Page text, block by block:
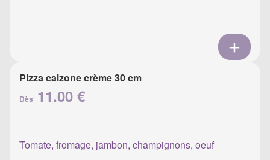
Pizza calzone crème 30 cm
Dès 11.00 €
Tomate, fromage, jambon, champignons, oeuf